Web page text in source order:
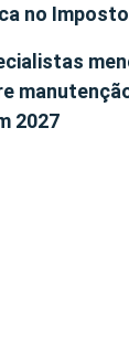
no
2027